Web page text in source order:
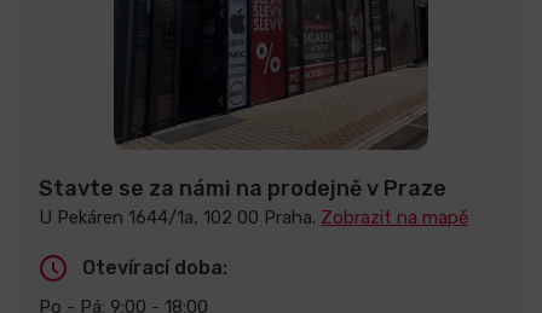
Stavte se za námi na prodejně v Praze
U Pekáren 1644/1a, 102 00 Praha. Zobrazit na mapě
Otevírací doba:
Po - Pá: 9:00 - 18:00